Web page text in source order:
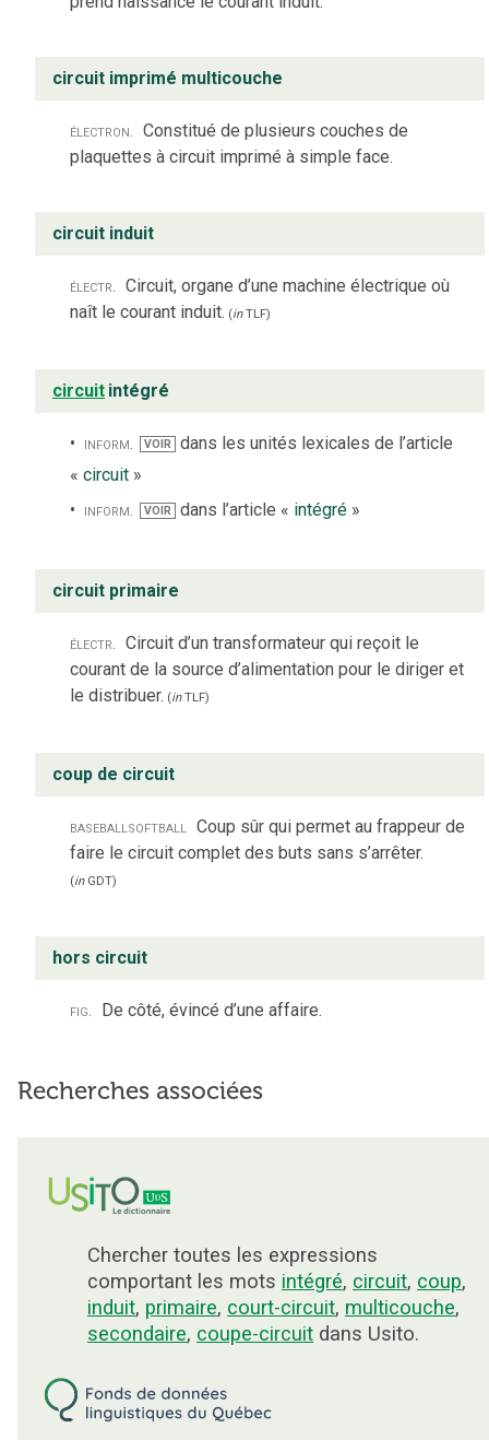
circuit imprimé multicouche
électron. Constitué de plusieurs couches de
plaquettes à circuit imprimé à simple face.
circuit induit
électr. Circuit, organe d’une machine électrique où
naît le courant induit. (inTLF)
circuit intégré
inform. VOIR dans les unités lexicales de l’article
« circuit »
inform.
VOIR dans l’article « intégré»
circuit primaire
électr. Circuit d’un transformateur qui reçoit le
courant de la source d’alimentation pour le diriger et
le distribuer. (inTLF)
coup de circuit
baseballsoftball Coup sûr qui permet au frappeur de
faire le circuit complet des buts sans s’arrêter.
(inGDT)
hors circuit
fig. De côté, évincé d’une affaire.
Recherches associées
Chercher toutes les expressions
comportant les mots intégré, circuit, coup,
induit, primaire, court-circuit, multicouche,
secondaire, coupe-circuit dans Usito.